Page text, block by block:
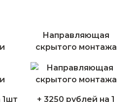
1шт
Направляющая
скрытого монтажа
+ 3250 рублей на 1